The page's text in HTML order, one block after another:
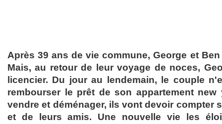
Après 39 ans de vie commune, George et
Mais, au retour de leur voyage de noces,
licencier. Du jour au lendemain, le couple
rembourser le prêt de son appartement new
vendre et déménager, ils vont devoir compter
et de leurs amis. Une nouvelle vie les